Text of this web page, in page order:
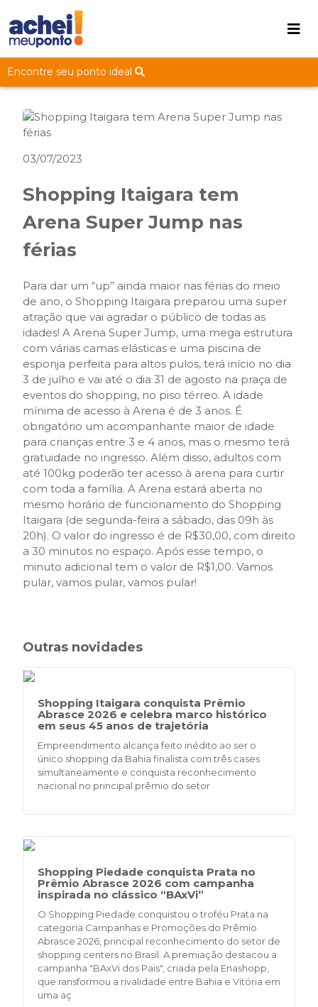
Encontre seu ponto ideal
03/07/2023
Shopping Itaigara tem
Arena Super Jump nas
férias
Para dar um “up” ainda maior nas férias do meio
de ano, o Shopping Itaigara preparou uma super
atração que vai agradar o público de todas as
idades! A Arena Super Jump, uma mega estrutura
com várias camas elásticas e uma piscina de
esponja perfeita para altos pulos, terá início no dia
3 de julho e vai até o dia 31 de agosto na praça de
eventos do shopping, no piso térreo. A idade
mínima de acesso à Arena é de 3 anos. É
obrigatório um acompanhante maior de idade
para crianças entre 3 e 4 anos, mas o mesmo terá
gratuidade no ingresso. Além disso, adultos com
até 100kg poderão ter acesso à arena para curtir
com toda a família. A Arena estará aberta no
mesmo horário de funcionamento do Shopping
Itaigara (de segunda-feira a sábado, das 09h às
20h). O valor do ingresso é de R$30,00, com direito
a 30 minutos no espaço. Após esse tempo, o
minuto adicional tem o valor de R$1,00. Vamos
pular, vamos pular, vamos pular!
Outras novidades
Shopping Itaigara conquista Prêmio
Abrasce 2026 e celebra marco histórico
em seus 45 anos de trajetória
Empreendimento alcança feito inédito ao ser o
único shopping da Bahia finalista com três cases
simultaneamente e conquista reconhecimento
nacional no principal prêmio do setor
Shopping Piedade conquista Prata no
Prêmio Abrasce 2026 com campanha
inspirada no clássico “BAxVi”
O Shopping Piedade conquistou o troféu Prata na
categoria Campanhas e Promoções do Prêmio
Abrasce 2026, principal reconhecimento do setor de
shopping centers no Brasil. A premiação destacou a
campanha "BAxVi dos Pais", criada pela Enashopp,
que ransformou a rivalidade entre Bahia e Vitória em
uma aç